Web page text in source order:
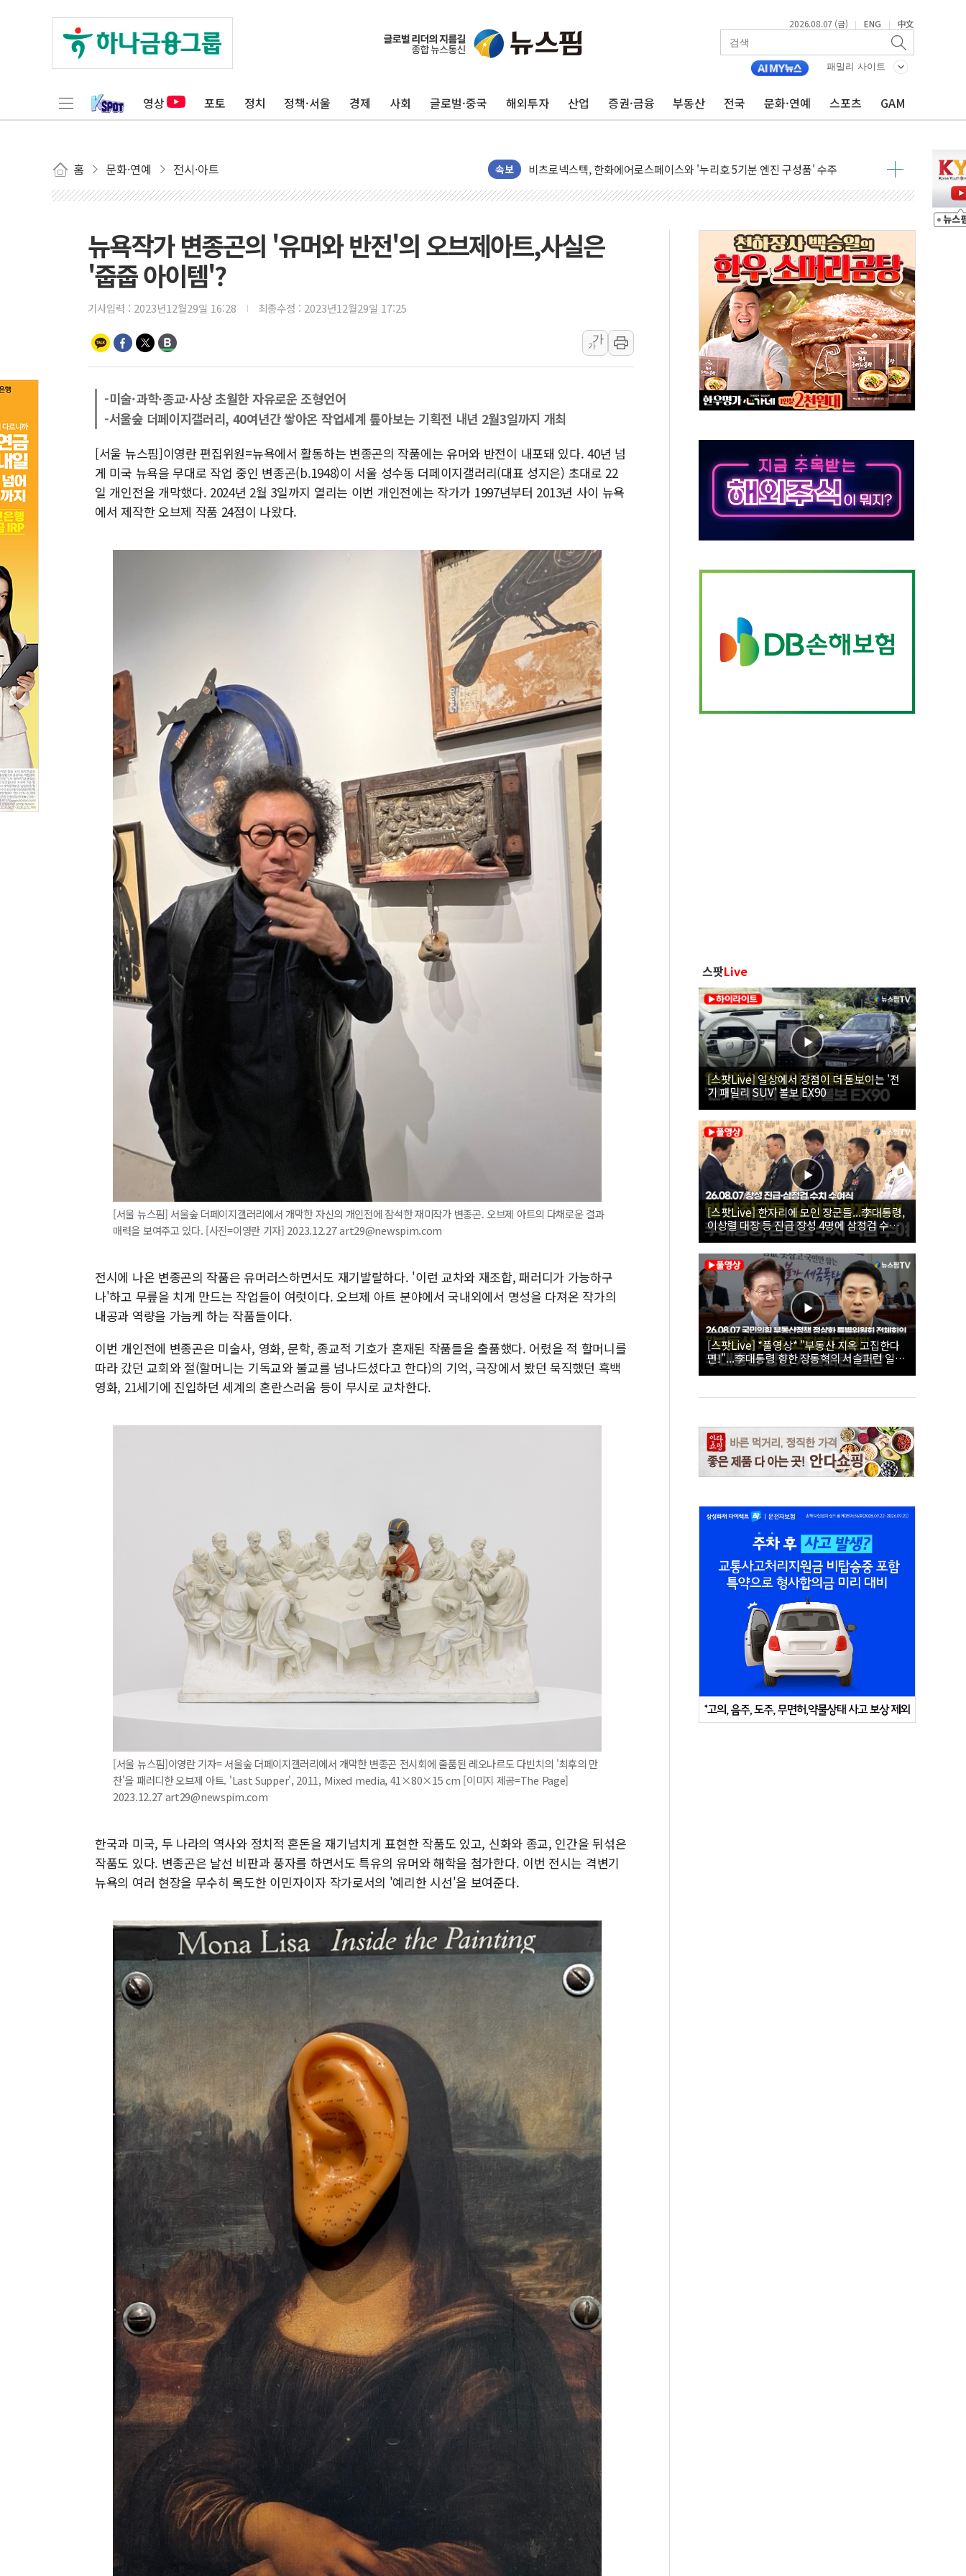
2026.08.07 (금) | ENG | 中文
패밀리 사이트
영상 포토 정치 정책·서울 경제 사회 글로벌·중국 해외투자 산업 증권·금융 부동산 전국 문화·연예 스포츠 GAM
홈 문화·연예 전시·아트 속보
4자 연합 균열에 분쟁 재점화 조짐…한미 지배구조 다시 요동
금호석유화학, 2분기 영업익 4배 '껑충'…전부문 약진
CJ올리브영 흔드는 '신흥 강자' 다이소·시코르…뷰티 유통 지각변동 본격화
임대사업자, 등록임대 세제혜택 축소에 반발…"정책 신뢰 뒤집어"
대우건설, 50대 이강석 대표 전면에...임원·조직 대대적 개편 예고
1410원대 내려간 환율, "당분간 1400원 초반대 등락"
종합특검, '계엄 수용공간 확보' 신용해 前교정본부장 불구속 기소
"주식이야 코인이야"…연속 사이드카·널뛰기에 개미들 '패닉'
에쓰씨엔지니어링, 큐니티와 반도체 EPC 추가 수주
롯데웰푸드, 2분기 영업익 88.5% 증가... 해외 자회사가 이끈 '더블 성장'
이성윤 '호남 민심은 주석야청' 파장…친명계 "처절한 역사를 말장난으로" 비판
나경원 의원 "장기보유 1주택자 과도한 세금 부당"…소득세법 개정안 발의 예고
李대통령, 규제합리화위 부위원장에 김태유·국립외교원장에 김흥규
한병도 "국민의힘, 말로만 주택 공급…도시정비법·주택법 등 처리 협조하라"
금투협, ChatGPT로 투자 웹리포트 만든다…AI 금융데이터 분석 과정 개설
박홍근 "국가재정시스템 안정성 한순간도 흔들려선 안돼"
뉴욕작가 변종곤의 '유머와 반전'의 오브제아트,사실은
'줍줍 아이템'?
기사입력 : 2023년12월29일 16:28 최종수정 : 2023년12월29일 17:25
가
가
-미술·과학·종교·사상 초월한 자유로운 조형언어
-서울숲 더페이지갤러리, 40여년간 쌓아온 작업세계 톺아보는 기획전 내년 2월3일까지 개최
[서울 뉴스핌]이영란 편집위원=뉴욕에서 활동하는 변종곤의 작품에는 유머와 반전이 내포돼 있다. 40년 넘
게 미국 뉴욕을 무대로 작업 중인 변종곤(b.1948)이 서울 성수동 더페이지갤러리(대표 성지은) 초대로 22
일 개인전을 개막했다. 2024년 2월 3일까지 열리는 이번 개인전에는 작가가 1997년부터 2013년 사이 뉴욕
에서 제작한 오브제 작품 24점이 나왔다.
[서울 뉴스핌] 서울숲 더페이지갤러리에서 개막한 자신의 개인전에 참석한 재미작가 변종곤. 오브제 아트의 다채로운 결과
매력을 보여주고 있다. [사진=이영란 기자] 2023.12.27 art29@newspim.com
전시에 나온 변종곤의 작품은 유머러스하면서도 재기발랄하다. '이런 교차와 재조합, 패러디가 가능하구
나'하고 무릎을 치게 만드는 작업들이 여럿이다. 오브제 아트 분야에서 국내외에서 명성을 다져온 작가의
내공과 역량을 가늠케 하는 작품들이다.
이번 개인전에 변종곤은 미술사, 영화, 문학, 종교적 기호가 혼재된 작품들을 출품했다. 어렸을 적 할머니를
따라 갔던 교회와 절(할머니는 기독교와 불교를 넘나드셨다고 한다)의 기억, 극장에서 봤던 묵직했던 흑백
영화, 21세기에 진입하던 세계의 혼란스러움 등이 무시로 교차한다.
[서울 뉴스핌]이영란 기자= 서울숲 더페이지갤러리에서 개막한 변종곤 전시회에 출품된 레오나르도 다빈치의 '최후의 만
찬'을 패러디한 오브제 아트. 'Last Supper', 2011, Mixed media, 41×80×15 cm [이미지 제공=The Page]
2023.12.27 art29@newspim.com
한국과 미국, 두 나라의 역사와 정치적 혼돈을 재기넘치게 표현한 작품도 있고, 신화와 종교, 인간을 뒤섞은
작품도 있다. 변종곤은 날선 비판과 풍자를 하면서도 특유의 유머와 해학을 첨가한다. 이번 전시는 격변기
뉴욕의 여러 현장을 무수히 목도한 이민자이자 작가로서의 '예리한 시선'을 보여준다.
스팟Live
[스팟Live] 일상에서 장점이 더 돋보이는 '전
기 패밀리 SUV' 볼보 EX90
[스팟Live] 한자리에 모인 장군들...李대통령,
이상렬 대장 등 진급 장성 4명에 삼정검 수치
직접 수여｜26.08.07 장성 진급·삼정검 수치
수여식
[스팟Live] *풀영상* "부동산 지옥 고집한다
면!"...李대통령 향한 장동혁의 서슬퍼런 일갈
| 26.08.07 국민의힘 부동산정책 정상화 특별